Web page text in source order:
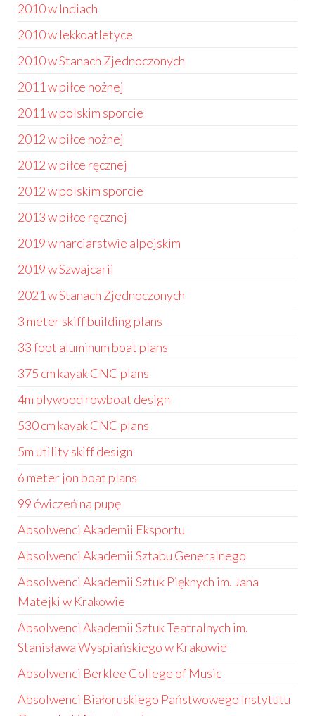
2010 w Indiach
2010 w lekkoatletyce
2010 w Stanach Zjednoczonych
2011 w piłce nożnej
2011 w polskim sporcie
2012 w piłce nożnej
2012 w piłce ręcznej
2012 w polskim sporcie
2013 w piłce ręcznej
2019 w narciarstwie alpejskim
2019 w Szwajcarii
2021 w Stanach Zjednoczonych
3 meter skiff building plans
33 foot aluminum boat plans
375 cm kayak CNC plans
4m plywood rowboat design
530 cm kayak CNC plans
5m utility skiff design
6 meter jon boat plans
99 ćwiczeń na pupę
Absolwenci Akademii Eksportu
Absolwenci Akademii Sztabu Generalnego
Absolwenci Akademii Sztuk Pięknych im. Jana
Matejki w Krakowie
Absolwenci Akademii Sztuk Teatralnych im.
Stanisława Wyspiańskiego w Krakowie
Absolwenci Berklee College of Music
Absolwenci Białoruskiego Państwowego Instytutu